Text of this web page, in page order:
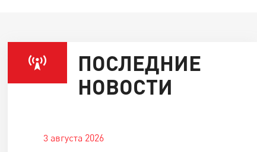
ПОСЛЕДНИЕ
НОВОСТИ
3 августа 2026